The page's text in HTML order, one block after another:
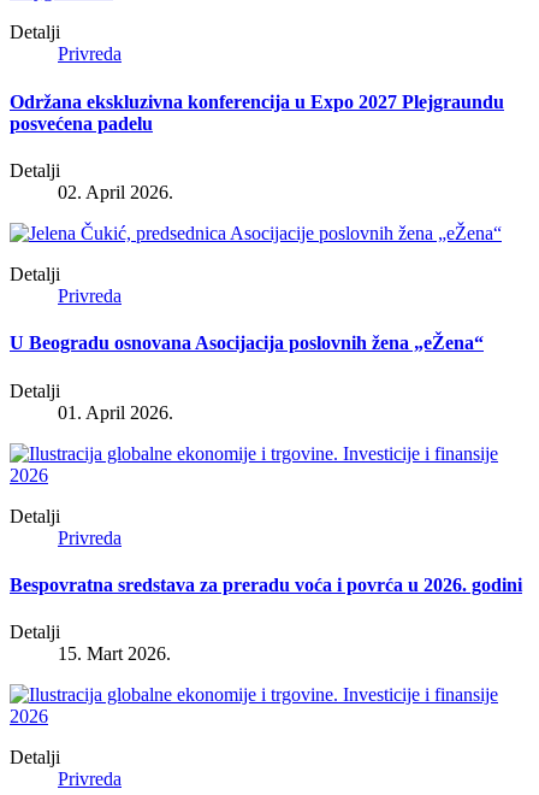
Detalji
Privreda
Održana ekskluzivna konferencija u Expo 2027 Plejgraundu
posvećena padelu
Detalji
02. April 2026.
Detalji
Privreda
U Beogradu osnovana Asocijacija poslovnih žena „eŽena“
Detalji
01. April 2026.
Detalji
Privreda
Bespovratna sredstava za preradu voća i povrća u 2026. godini
Detalji
15. Mart 2026.
Detalji
Privreda